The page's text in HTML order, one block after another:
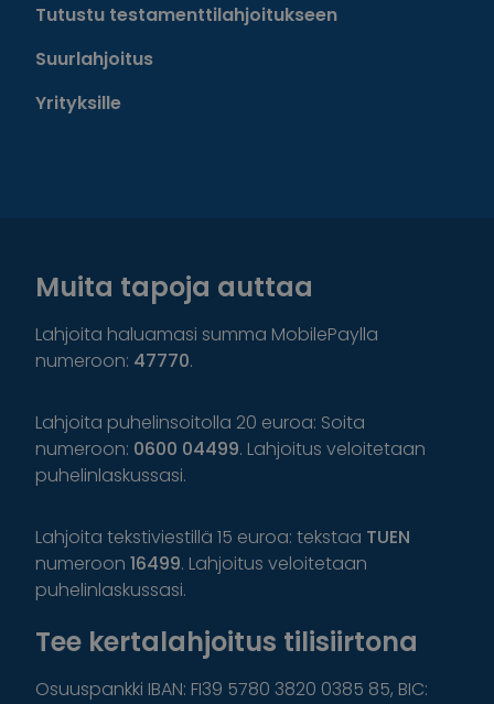
Tutustu testamenttilahjoitukseen
Suurlahjoitus
Yrityksille
Muita tapoja auttaa
Lahjoita haluamasi summa MobilePaylla
numeroon: 47770.
Lahjoita puhelinsoitolla 20 euroa: Soita
numeroon: 0600 04499. Lahjoitus veloitetaan
puhelinlaskussasi.
Lahjoita tekstiviestillä 15 euroa: tekstaa TUEN
numeroon 16499. Lahjoitus veloitetaan
puhelinlaskussasi.
Tee kertalahjoitus tilisiirtona
Osuuspankki IBAN: FI39 5780 3820 0385 85, BIC: